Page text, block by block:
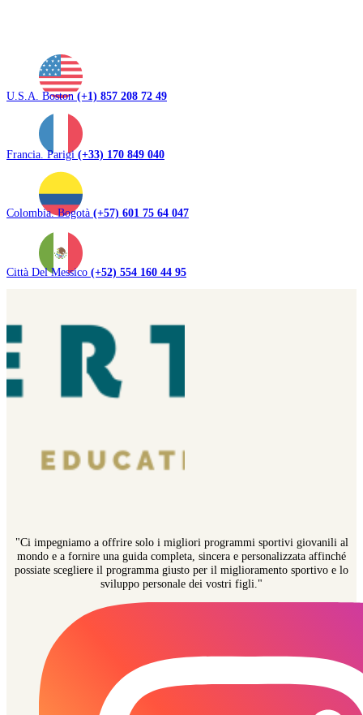
U.S.A. Boston(+1) 857 208 72 49
Francia. Parigi(+33) 170 849 040
Colombia. Bogotà (+57) 601 75 64 047
Città Del Messico (+52) 554 160 44 95
"Ci impegniamo a offrire solo i migliori programmi sportivi giovanili al
mondo e a fornire una guida completa, sincera e personalizzata affinché
possiate scegliere il programma giusto per il miglioramento sportivo e lo
sviluppo personale dei vostri figli."